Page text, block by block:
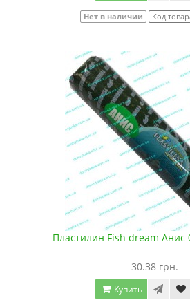
Нет в наличии Код
Пластилин Fish dream Анис
30.38 грн.
Купить